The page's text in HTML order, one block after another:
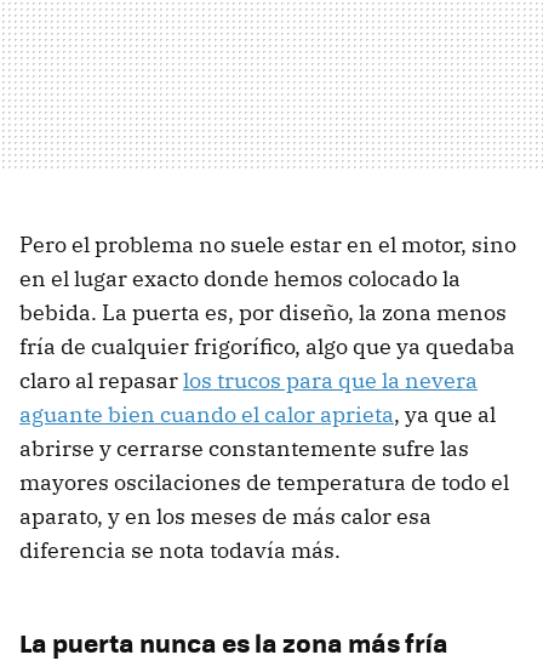
Pero el problema no suele estar en el motor, sino
en el lugar exacto donde hemos colocado la
bebida. La puerta es, por diseño, la zona menos
fría de cualquier frigorífico, algo que ya quedaba
claro al repasarlos trucos para que la nevera
aguante bien cuando el calor aprieta, ya que al
abrirse y cerrarse constantemente sufre las
mayores oscilaciones de temperatura de todo el
aparato, y en los meses de más calor esa
diferencia se nota todavía más.
La puerta nunca es la zona más fría